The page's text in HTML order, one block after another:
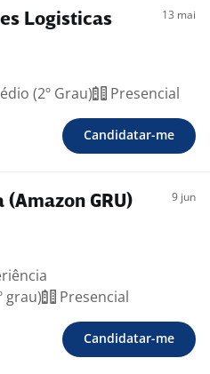
Logisticas 13 mai
(2º Grau) Presencial
Candidatar-me
GRU) 9 jun
grau)
Presencial
Candidatar-me